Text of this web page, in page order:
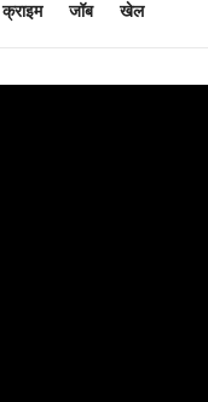
क्राइम जॉब खेल